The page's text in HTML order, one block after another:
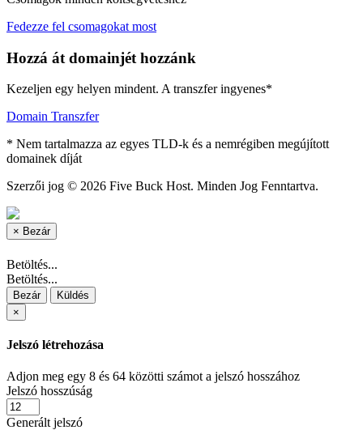
Fedezze fel csomagokat most
Hozzá át domainjét hozzánk
Kezeljen egy helyen mindent. A transzfer ingyenes*
Domain Transzfer
* Nem tartalmazza az egyes TLD-k és a nemrégiben megújított
domainek díját
Szerzői jog © 2026 Five Buck Host. Minden Jog Fenntartva.
× Bezár
Betöltés...
Betöltés...
Bezár
Küldés
×
Jelszó létrehozása
Adjon meg egy 8 és 64 közötti számot a jelszó hosszához
Jelszó hosszúság
Generált jelszó